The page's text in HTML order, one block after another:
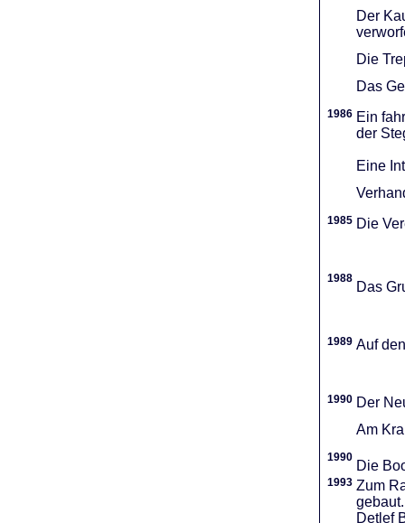
Der
Die
Das
1986 Ein
der
Eine
1985 Die
1988
Das
1989 Auf
1990 Der
Am
1990
Die
1993 Zum
gebaut.
Detlef